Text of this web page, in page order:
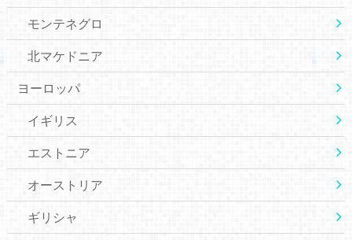
モンテネグロ
北マケドニア
ヨーロッパ
イギリス
エストニア
オーストリア
ギリシャ